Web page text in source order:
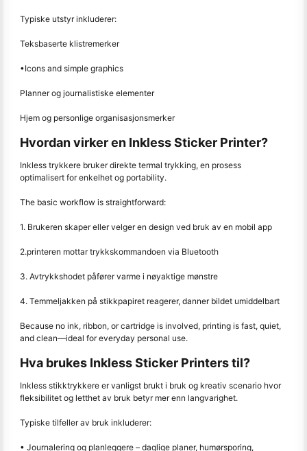
Typiske utstyr inkluderer:
Teksbaserte klistremerker
•Icons and simple graphics
Planner og journalistiske elementer
Hjem og personlige organisasjonsmerker
Hvordan virker en Inkless Sticker Printer?
Inkless trykkere bruker direkte termal trykking, en prosess
optimalisert for enkelhet og portability.
The basic workflow is straightforward:
1. Brukeren skaper eller velger en design ved bruk av en mobil app
2.printeren mottar trykkskommandoen via Bluetooth
3. Avtrykkshodet påfører varme i nøyaktige mønstre
4. Temmeljakken på stikkpapiret reagerer, danner bildet umiddelbart
Because no ink, ribbon, or cartridge is involved, printing is fast, quiet,
and clean—ideal for everyday personal use.
Hva brukes Inkless Sticker Printers til?
Inkless stikktrykkere er vanligst brukt i bruk og kreativ scenario hvor
fleksibilitet og letthet av bruk betyr mer enn langvarighet.
Typiske tilfeller av bruk inkluderer:
• Journalering og planleggere – daglige planer, humørsporing,